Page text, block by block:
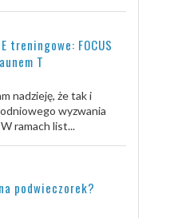
treningowe: FOCUS
T
nadzieję, że tak i
wyzwania
ramach list...
podwieczorek?